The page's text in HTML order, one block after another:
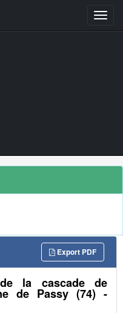
Export PDF
la cascade de
de Passy (74) -